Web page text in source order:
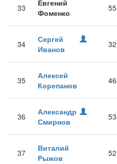
33
Евгений
Фоменко
34
Сергей
Иванов
35
Алексей
Корепанов
36
Александр
Смирнов
37
Виталий
Рыжов